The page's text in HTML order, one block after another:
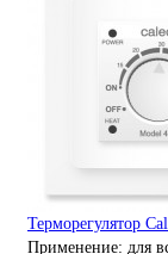
Терморегулятор
Применение: для